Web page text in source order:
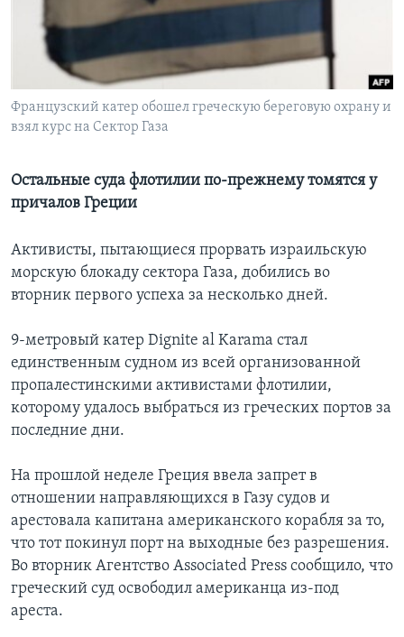
Learning English
СОЦИАЛЬНЫЕ СЕТИ
Французский катер обошел греческую береговую охрану и
взял курс на Сектор Газа
Остальные суда флотилии по-прежнему томятся у
причалов Греции
Активисты, пытающиеся прорвать израильскую
морскую блокаду сектора Газа, добились во
вторник первого успеха за несколько дней.
9-метровый катер Dignite al Karama стал
единственным судном из всей организованной
пропалестинскими активистами флотилии,
которому удалось выбраться из греческих портов за
последние дни.
На прошлой неделе Греция ввела запрет в
отношении направляющихся в Газу судов и
арестовала капитана американского корабля за то,
что тот покинул порт на выходные без разрешения.
Во вторник Агентство Associated Press сообщило, что
греческий суд освободил американца из-под
ареста.